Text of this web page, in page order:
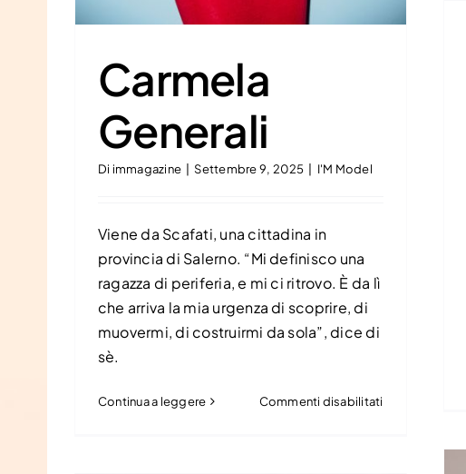
Carmela
Generali
Di immagazine Settembre 9, 2025 I'M Model
Viene da Scafati, una cittadina in
provincia di Salerno. “Mi definisco una
ragazza di periferia, e mi ci ritrovo. È da lì
che arriva la mia urgenza di scoprire, di
muovermi, di costruirmi da sola”, dice di
sè.
Continua a leggere Commenti disabilitati